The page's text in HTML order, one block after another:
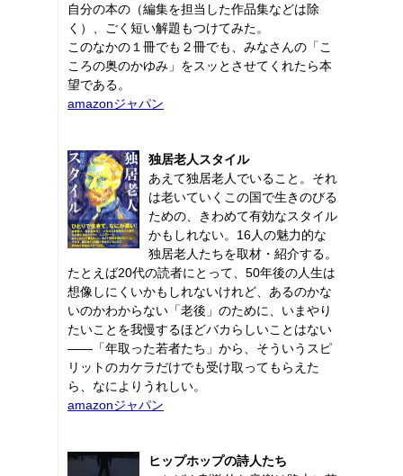
自分の本の（編集を担当した作品集などは除
く）、ごく短い解題もつけてみた。
このなかの１冊でも２冊でも、みなさんの「こ
ころの奥のかゆみ」をスッとさせてくれたら本
望である。
amazonジャパン
独居老人スタイル
あえて独居老人でいること。それ
は老いていくこの国で生きのびる
ための、きわめて有効なスタイル
かもしれない。16人の魅力的な
独居老人たちを取材・紹介する。
たとえば20代の読者にとって、50年後の人生は
想像しにくいかもしれないけれど、あるのかな
いのかわからない「老後」のために、いまやり
たいことを我慢するほどバカらしいことはない
――「年取った若者たち」から、そういうスピ
リットのカケラだけでも受け取ってもらえた
ら、なによりうれしい。
amazonジャパン
ヒップホップの詩人たち